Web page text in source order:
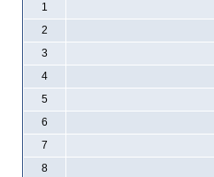
1
2
3
4
5
6
7
8